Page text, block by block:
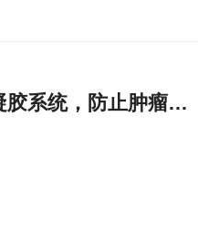
胶系统，防止肿瘤复发